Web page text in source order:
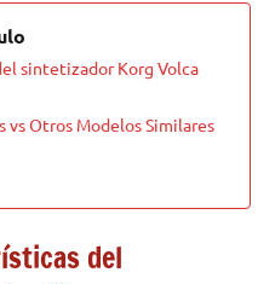
sintetizador Korg Volca
vs Otros Modelos Similares
del